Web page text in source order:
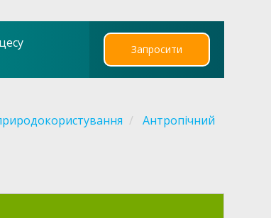
Запросити
Антропічний